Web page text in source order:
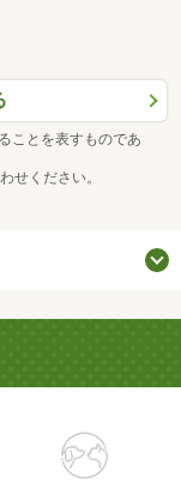
ことを表すものであ
せください。